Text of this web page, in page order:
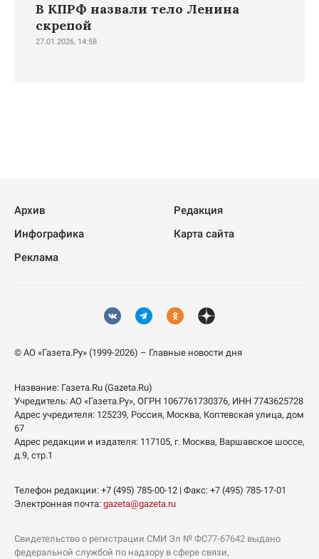
В КПРФ назвали тело Ленина
скрепой
27.01.2026, 14:58
Архив
Редакция
Инфографика
Карта сайта
Реклама
© АО «Газета.Ру» (1999-2026) – Главные новости дня
Название: Газета.Ru (Gazeta.Ru)
Учредитель: АО «Газета.Ру», ОГРН 1067761730376, ИНН 7743625728
Адрес учредителя: 125239, Россия, Москва, Коптевская улица, дом
67
Адрес редакции и издателя: 117105, г. Москва, Варшавское шоссе,
д.9, стр.1
Телефон редакции: +7 (495) 785-00-12 | Факс: +7 (495) 785-17-01
Электронная почта: gazeta@gazeta.ru
Свидетельство о регистрации СМИ Эл № ФС77-67642 выдано
федеральной службой по надзору в сфере связи,